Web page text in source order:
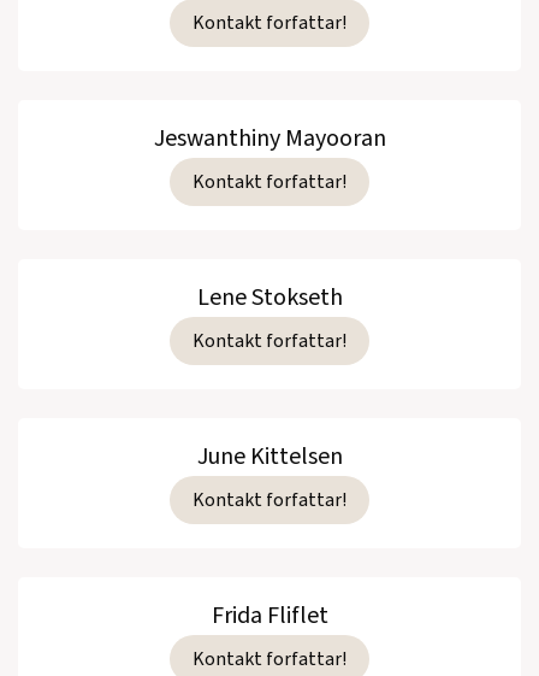
Kontakt forfattar!
Jeswanthiny Mayooran
Kontakt forfattar!
Lene Stokseth
Kontakt forfattar!
June Kittelsen
Kontakt forfattar!
Frida Fliflet
Kontakt forfattar!